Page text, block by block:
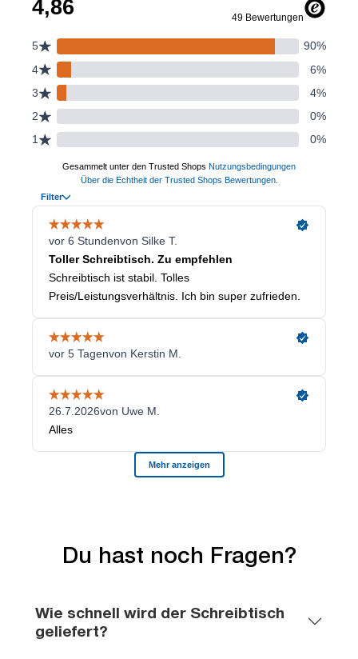
Du hast noch Fragen?
Wie schnell wird der Schreibtisch
geliefert?